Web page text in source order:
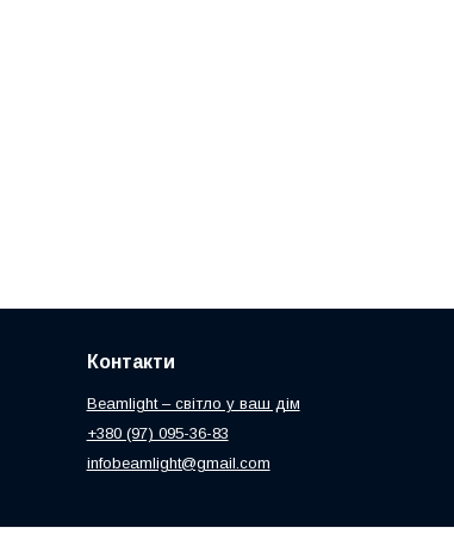
Контакти
Beamlight – світло у ваш дім
+380 (97) 095-36-83
infobeamlight@gmail.com